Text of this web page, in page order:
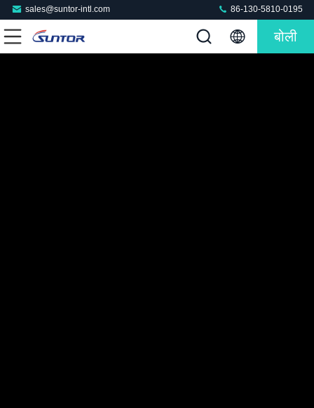
sales@suntor-intl.com 86-130-5810-0195
बोली